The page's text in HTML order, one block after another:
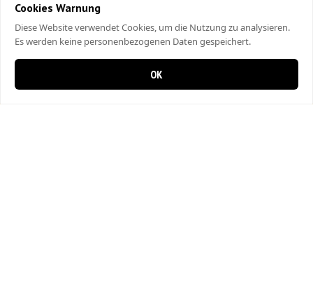
Cookies Warnung
Diese Website verwendet Cookies, um die Nutzung zu analysieren.
Es werden keine personenbezogenen Daten gespeichert.
OK